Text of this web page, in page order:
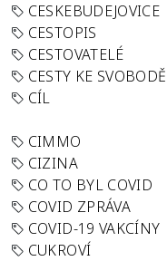
CESKEBUDEJOVICE
CESTOPIS
CESTOVATELÉ
CESTY KE SVOBODĚ
CÍL
CIMMO
CIZINA
CO TO BYL COVID
COVID ZPRÁVA
COVID-19 VAKCÍNY
CUKROVÍ